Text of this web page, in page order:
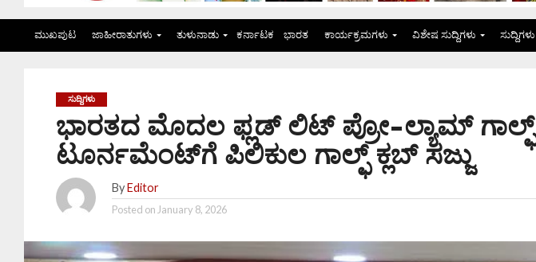
ಮುಖಪುಟ ಜಾಹೀರಾತುಗಳು ತುಳುನಾಡು ಕರ್ನಾಟಕ ಭಾರತ ಕಾರ್ಯಕ್ರಮಗಳು ವಿಶೇಷ ಸುದ್ದಿಗಳು ಸುದ್ದಿಗಳು
ಸುದ್ದಿಗಳು
ಭಾರತದ ಮೊದಲ ಫ್ಲಡ್‌ ಲಿಟ್ ಪ್ರೋ-ಲ್ಯಾಮ್ ಗಾಲ್ಫ್
ಟೂರ್ನಮೆಂಟ್‌ಗೆ ಪಿಲಿಕುಲ ಗಾಲ್ಫ್ ಕ್ಲಬ್ ಸಜ್ಜು
By Editor
Posted on January 8, 2026